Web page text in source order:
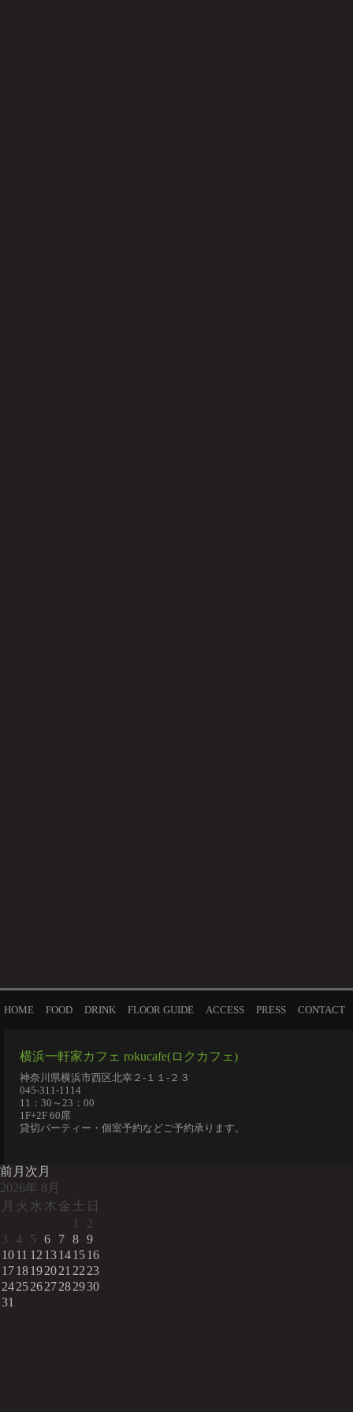
HOME FOOD DRINK FLOOR GUIDE ACCESS PRESS CONTACT
横浜一軒家カフェ rokucafe(ロクカフェ)
神奈川県横浜市西区北幸２-１１-２３
045-311-1114
11：30～23：00
1F+2F 60席
貸切パーティー・個室予約などご予約承ります。
前月 次月
2026年 8月
月 火 水 木 金 土 日
1
2
3
4 5 6 7 8 9
1011 12 13141516
1718192021 22 23
24252627282930
31